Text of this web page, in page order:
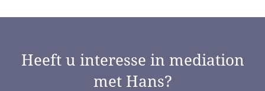
Heeft u interesse in mediation
met Hans?